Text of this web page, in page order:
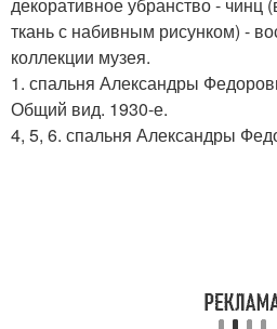
ткань с набивным рисунком) -
коллекции музея.
1. спальня Александры
Общий вид. 1930-е.
4, 5, 6. спальня Александры